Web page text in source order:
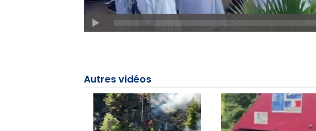
Autres vidéos